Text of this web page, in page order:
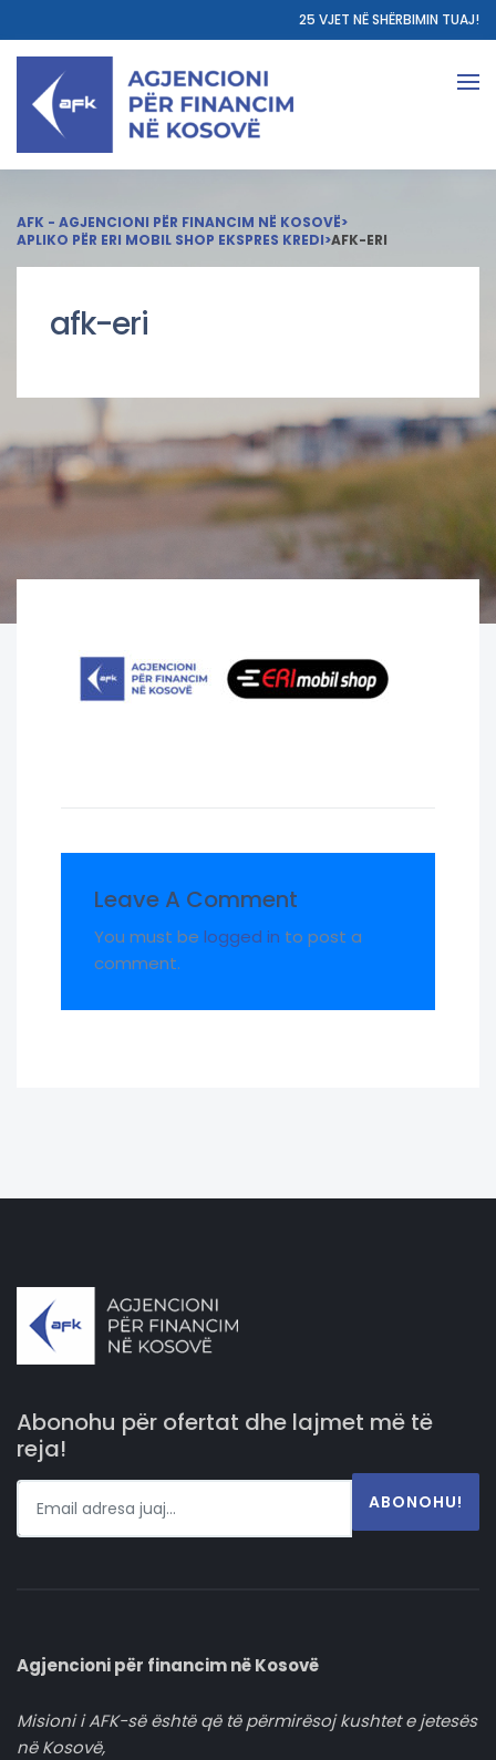
25 VJET NË SHËRBIMIN TUAJ!
AFK - AGJENCIONI PËR FINANCIM NË KOSOVË>
APLIKO PËR ERI MOBIL SHOP EKSPRES KREDI>AFK-ERI
afk-eri
Leave A Comment
You must be logged in to post a
comment.
Abonohu për ofertat dhe lajmet më të
reja!
ABONOHU!
Agjencioni për financim në Kosovë
Misioni i AFK-së është që të përmirësoj kushtet e jetesës
në Kosovë,